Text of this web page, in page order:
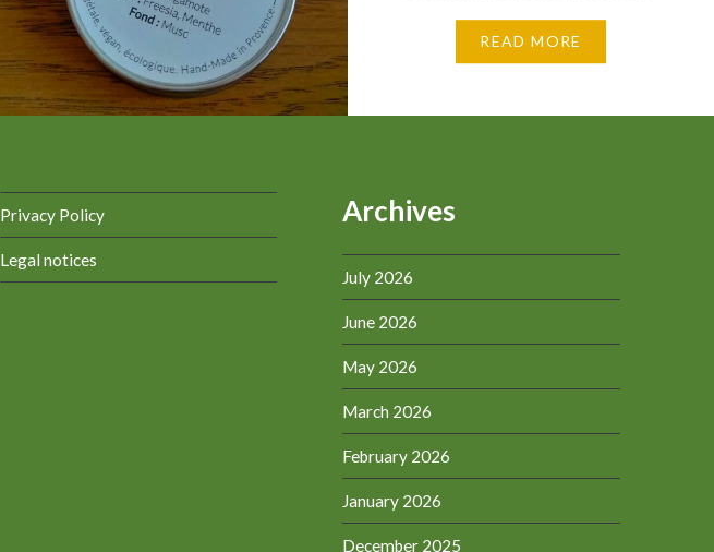
noun) Sostanza capace di
neutralizzare l’azione di un
figurato: Rimedio
Ristoro, Conforto Una bella
è la storia vera di un
ANTIDOTO…
READ MORE
Privacy Policy
Legal notices
Archives
July 2026
June 2026
May 2026
March 2026
February 2026
January 2026
December 2025